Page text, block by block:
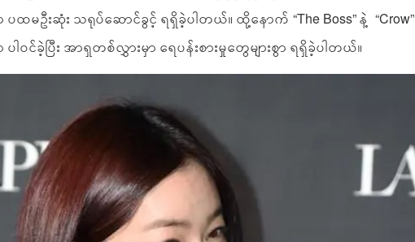
ထမဦးဆုံး သရုပ်ဆောင်ခွင့် ရရှိခဲ့ပါတယ်။ ထို့နောက် “The Boss” နဲ့ “Crow”
ါဝင်ခဲ့ပြီး အာရှတစ်လွှားမှာ ရေပန်းစားမှုတွေများစွာ ရရှိခဲ့ပါတယ်။